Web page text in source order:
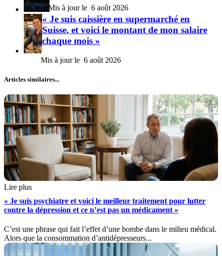
6 août 2026
« Je suis caissière en supermarché en
Suisse, et voici le montant de mon salaire
chaque mois »
6 août 2026
Articles similaires...
Lire plus
« Je suis psychiatre et voici le meilleur traitement pour lutter
contre la dépression et ce n’est pas un médicament »
C’est une phrase qui fait l’effet d’une bombe dans le milieu médical.
Alors que la consommation d’antidépresseurs...